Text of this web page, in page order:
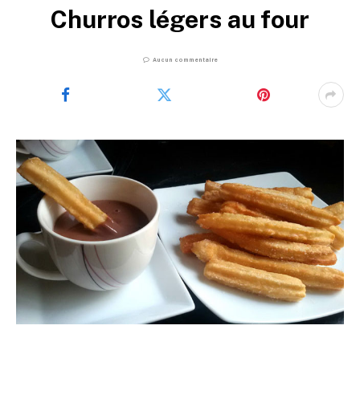
Churros légers au four
Aucun commentaire